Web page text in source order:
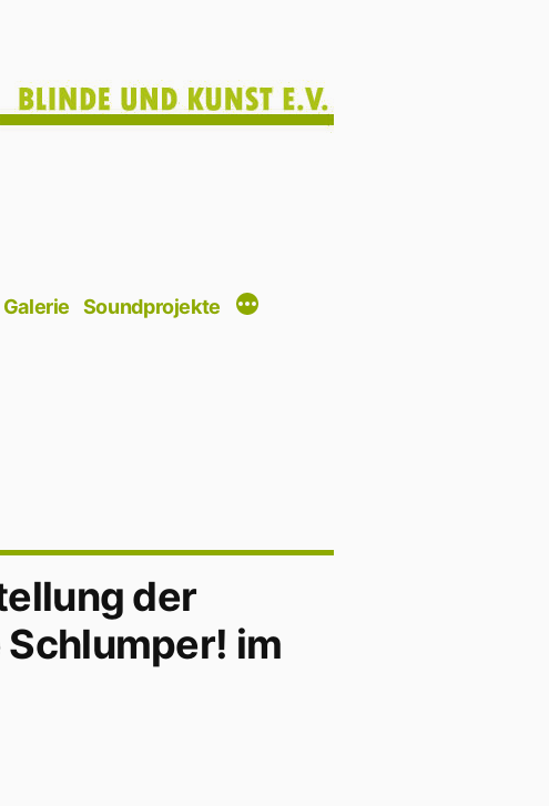
Galerie Soundprojekte
der
im